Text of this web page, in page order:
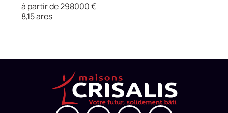
à partir de 298000 €
8,15 ares